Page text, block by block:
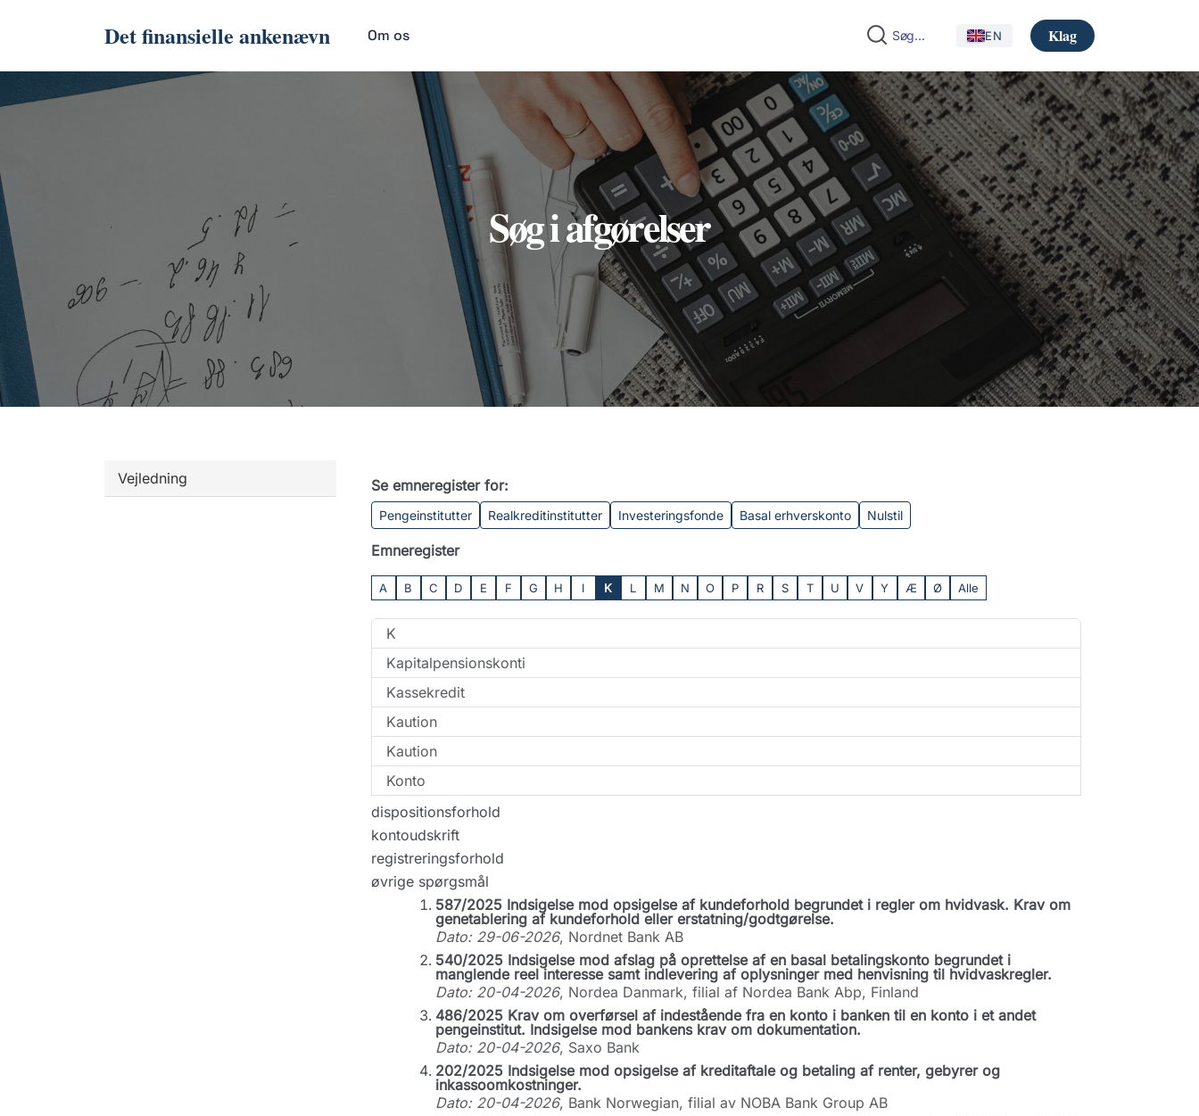
Det finansielle ankenævn Om os EN Klag
Søg i afgørelser
Vejledning Se emneregister for:
Pengeinstitutter Realkreditinstitutter Investeringsfonde Basal erhverskonto Nulstil
Emneregister
A B C D E F G H I K L M N O P R S T U V Y Æ Ø Alle
K
Kapitalpensionskonti
Kassekredit
Kaution
Kaution
Konto
dispositionsforhold
kontoudskrift
registreringsforhold
øvrige spørgsmål
587/2025 Indsigelse mod opsigelse af kundeforhold begrundet i regler om hvidvask. Krav om
genetablering af kundeforhold eller erstatning/godtgørelse.
Dato: 29-06-2026, Nordnet Bank AB
540/2025 Indsigelse mod afslag på oprettelse af en basal betalingskonto begrundet i
manglende reel interesse samt indlevering af oplysninger med henvisning til hvidvaskregler.
Dato: 20-04-2026, Nordea Danmark, filial af Nordea Bank Abp, Finland
486/2025 Krav om overførsel af indestående fra en konto i banken til en konto i et andet
pengeinstitut. Indsigelse mod bankens krav om dokumentation.
Dato: 20-04-2026, Saxo Bank
202/2025 Indsigelse mod opsigelse af kreditaftale og betaling af renter, gebyrer og
inkassoomkostninger.
Dato: 20-04-2026, Bank Norwegian, filial av NOBA Bank Group AB